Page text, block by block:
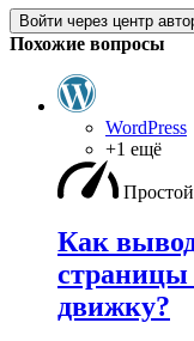
Войти через центр
Похожие вопросы
WordPress
+1 ещё
Простой
Как
страницы
движку?